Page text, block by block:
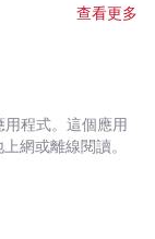
查看更多
用程式。這個應用
網或離線閱讀。